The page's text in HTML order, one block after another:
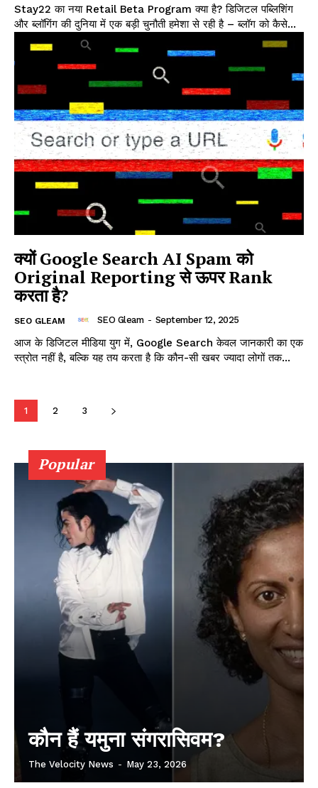
Stay22 का नया Retail Beta Program क्या है? डिजिटल पब्लिशिंग
और ब्लॉगिंग की दुनिया में एक बड़ी चुनौती हमेशा से रही है – ब्लॉग को कैसे...
क्यों Google Search AI Spam को
Original Reporting से ऊपर Rank
करता है?
SEO GLEAM SEO Gleam - September 12, 2025
आज के डिजिटल मीडिया युग में, Google Search केवल जानकारी का एक
स्त्रोत नहीं है, बल्कि यह तय करता है कि कौन-सी खबर ज्यादा लोगों तक...
1 2 3
Popular
कौन हैं यमुना संगरासिवम?
The Velocity News - May 23, 2026